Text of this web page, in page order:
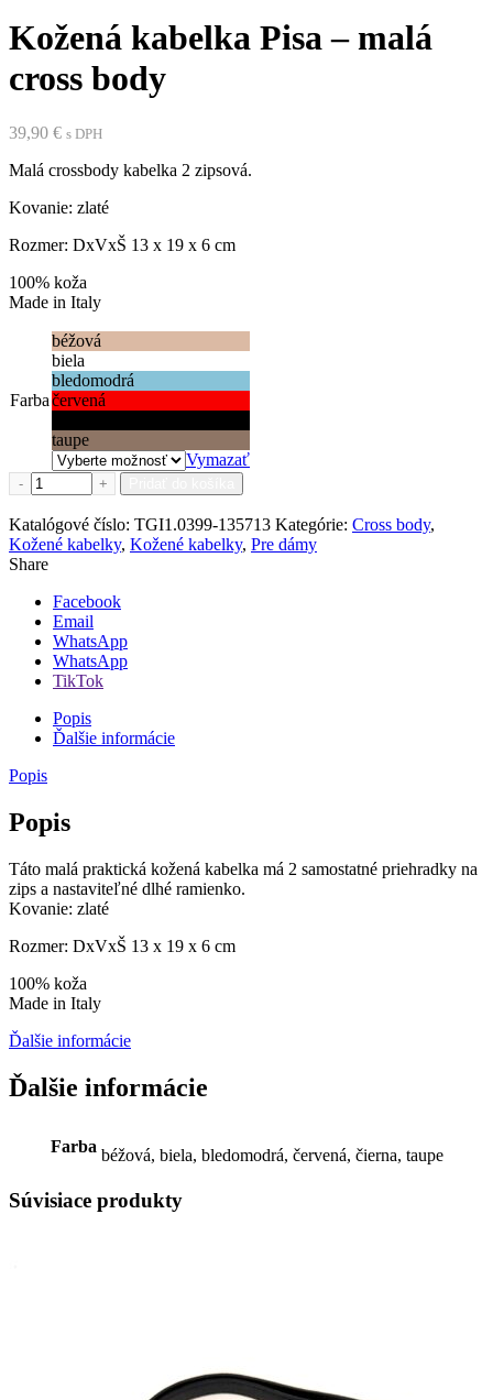
Kožená kabelka Pisa – malá
cross body
39,90 € s DPH
Malá crossbody kabelka 2 zipsová.
Kovanie: zlaté
Rozmer: DxVxŠ 13 x 19 x 6 cm
100% koža
Made in Italy
Farba
béžová
biela
bledomodrá
červená
taupe
Vymazať
množstvo Kožená kabelka Pisa - malá cross body
Katalógové číslo: TGI1.0399-135713 Kategórie: Cross body,
Kožené kabelky, Kožené kabelky, Pre dámy
Share
Facebook
Email
WhatsApp
WhatsApp
TikTok
Popis
Ďalšie informácie
Popis
Popis
Táto malá praktická kožená kabelka má 2 samostatné priehradky na
zips a nastaviteľné dlhé ramienko.
Kovanie: zlaté
Rozmer: DxVxŠ 13 x 19 x 6 cm
100% koža
Made in Italy
Ďalšie informácie
Ďalšie informácie
Farba béžová, biela, bledomodrá, červená, čierna, taupe
Súvisiace produkty